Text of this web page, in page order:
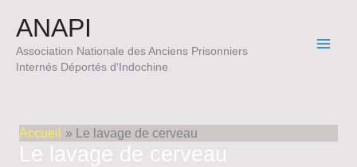
contenu
ANAPI
Association Nationale des Anciens Prisonniers
Internés Déportés d'Indochine
Accueil Le lavage de cerveau
Le lavage de cerveau